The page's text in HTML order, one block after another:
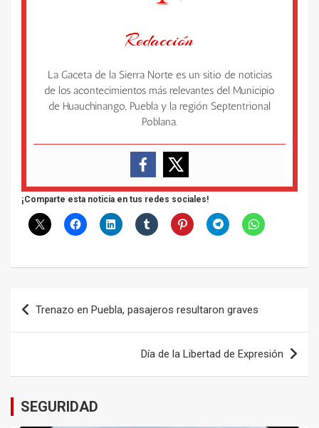
Redacción
La Gaceta de la Sierra Norte es un sitio de noticias
de los acontecimientos más relevantes del Municipio
de Huauchinango, Puebla y la región Septentrional
Poblana.
¡Comparte esta noticia en tus redes sociales!
Navegación
de
Trenazo en Puebla, pasajeros resultaron graves
Día de la Libertad de Expresión
SEGURIDAD